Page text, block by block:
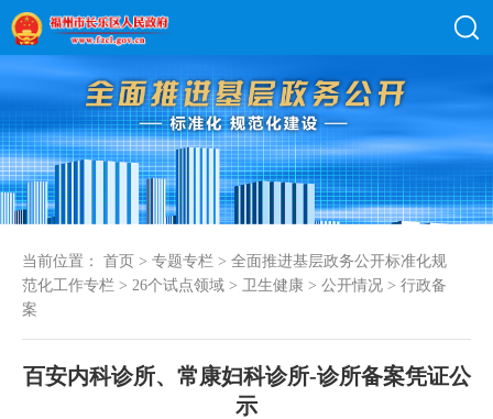
当前位置： 首页 > 专题专栏 > 全面推进基层政务公开标准化规
范化工作专栏 > 26个试点领域 > 卫生健康 > 公开情况 > 行政备
案
百安内科诊所、常康妇科诊所-诊所备案凭证公
示